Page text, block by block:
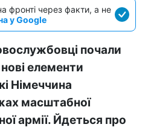
фронті через факти, а не
у Google
почали
елементи
Німеччина
масштабної
армії. Йдеться про